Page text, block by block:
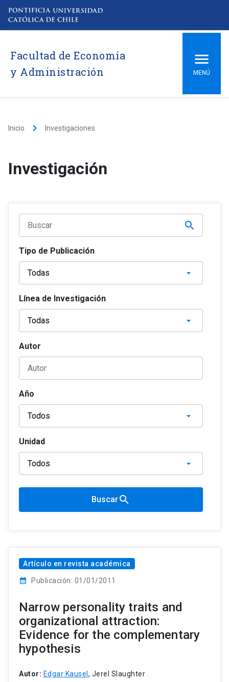
Facultad de Economía
y Administración
MENÚ
Inicio keyboard_arrow_right Investigaciones
Investigación
Tipo de Publicación
Línea de Investigación
Autor
Año
Unidad
Buscarsearch
Artículo en revista académica
calendar_month Publicación: 01/01/2011
Narrow personality traits and
organizational attraction:
Evidence for the complementary
hypothesis
Autor: Edgar Kausel , Jerel Slaughter